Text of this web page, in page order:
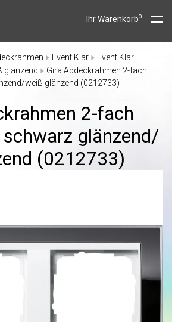
Ihr Warenkorb0
Event Klar
Event Klar
glänzend
Gira Abdeckrahmen 2-fach
weiß glänzend (0212733)
2-fach
glänzend/
(0212733)